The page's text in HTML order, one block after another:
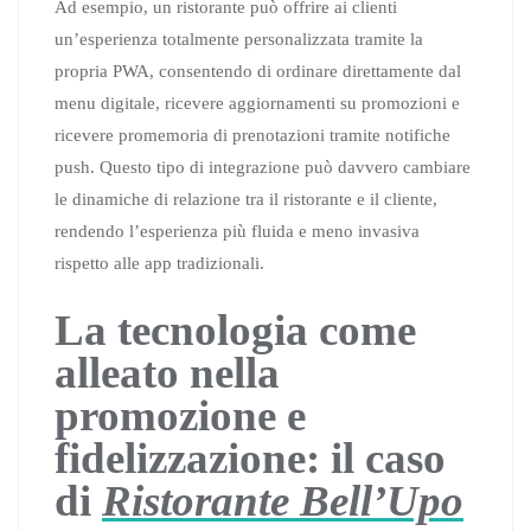
Ad esempio, un ristorante può offrire ai clienti
un’esperienza totalmente personalizzata tramite la
propria PWA, consentendo di ordinare direttamente dal
menu digitale, ricevere aggiornamenti su promozioni e
ricevere promemoria di prenotazioni tramite notifiche
push. Questo tipo di integrazione può davvero cambiare
le dinamiche di relazione tra il ristorante e il cliente,
rendendo l’esperienza più fluida e meno invasiva
rispetto alle app tradizionali.
La tecnologia come
alleato nella
promozione e
fidelizzazione: il caso
di Ristorante Bell’Upo